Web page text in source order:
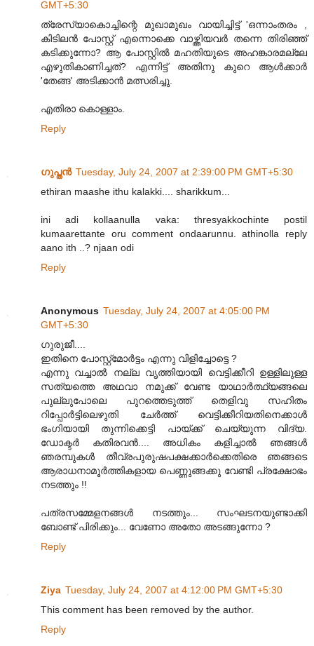
GMT+5:30
ത്രേസ്യാകൊച്ചിന്റെ മുഖാമുഖം വായിച്ചിട്ട് 'ഒന്നാംതരം ,
കിടിലന്‍ പോസ്റ്റ് എന്നൊക്കെ വാഴ്ത്തിയവര്‍ തന്നെ തിരിഞ്ഞ്
കടിക്കുന്നോ? ആ പോസ്റ്റില്‍ മഹതിയുടെ അഹങ്കാരമല്ലേ
എഴുതികാണിച്ചത്? എന്നിട്ട് അതിനു കുറെ ആള്‍ക്കാര്‍
'തേങ്ങ' അടിക്കാന്‍ മത്സരിച്ചു.
എതിരാ കൊള്ളാം.
Reply
ഗുപ്തന്‍ Tuesday, July 24, 2007 at 2:39:00 PM GMT+5:30
ethiran maashe ithu kalakki.... sharikkum...
ini adi kollaanulla vaka: thresyakkochinte postil
kumaarettante oru comment ondaarunnu. athinolla reply
aano ith ..? njaan odi
Reply
Anonymous Tuesday, July 24, 2007 at 4:05:00 PM
GMT+5:30
ഗുരുജീ....
ഇതിനെ പോസ്റ്റ്മോര്‍ട്ടം എന്നു വിളിച്ചോട്ടെ ?
എന്നു വച്ചാല്‍ നല്ല വൃത്തിയായി വെട്ടിക്കീറി ഉള്ളിലുള്ള
സത്യത്തെ അഥവാ നമുക്ക് വേണ്ട യാഥാര്‍ത്ഥ്യങ്ങലെ
പുല്ലുപോലെ പുറത്തെടുത്ത് തെളിവു സഹിതം
റിപ്പോര്‍ട്ടിലെഴുതി ചേര്‍ത്ത് വെട്ടിക്കീറിയതിനെക്കാള്‍
ഭംഗിയായി തുന്നിക്കെട്ടി പായ്ക്ക് ചെയ്യുന്ന വിദ്യ.
ഡോക്ടര്‍ കതിരവന്‍.... അധികം കളിച്ചാല്‍ ഞങ്ങള്‍
ഞരമ്പുകള്‍ തീവ്രപുരുഷപക്ഷക്കാര്‍ക്കെതിരെ ഞങ്ങടെ
ആരാധനാമൂര്‍ത്തികളായ പെണ്ണുങ്ങക്കു വേണ്ടി പ്രക്ഷോഭം
നടത്തും !!
പത്രസമ്മേളനങ്ങള്‍ നടത്തും... സംഘടനയുണ്ടാക്കി
ബോണ്ട് പിരിക്കും... വേണോ അതോ അടങ്ങുന്നോ ?
Reply
Ziya Tuesday, July 24, 2007 at 4:12:00 PM GMT+5:30
This comment has been removed by the author.
Reply